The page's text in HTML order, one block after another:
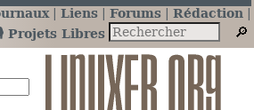
Liens Forums
Rédaction
Projets Libres